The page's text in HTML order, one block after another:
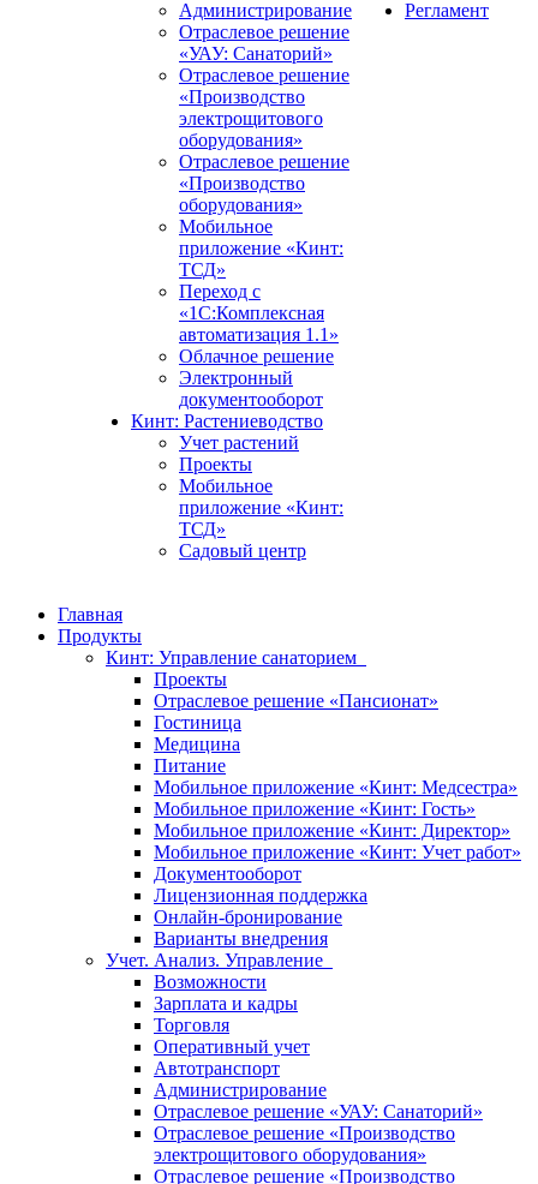
Администрирование
Отраслевое решение
«УАУ: Санаторий»
Отраслевое решение
«Производство
электрощитового
оборудования»
Отраслевое решение
«Производство
оборудования»
Мобильное
приложение «Кинт:
ТСД»
Переход с
«1С:Комплексная
автоматизация 1.1»
Облачное решение
Электронный
документооборот
Кинт: Растениеводство
Учет растений
Проекты
Мобильное
приложение «Кинт:
ТСД»
Садовый центр
Регламент
Главная
Продукты
Кинт: Управление санаторием
Проекты
Отраслевое решение «Пансионат»
Гостиница
Медицина
Питание
Мобильное приложение «Кинт: Медсестра»
Мобильное приложение «Кинт: Гость»
Мобильное приложение «Кинт: Директор»
Мобильное приложение «Кинт: Учет работ»
Документооборот
Лицензионная поддержка
Онлайн-бронирование
Варианты внедрения
Учет. Анализ. Управление
Возможности
Зарплата и кадры
Торговля
Оперативный учет
Автотранспорт
Администрирование
Отраслевое решение «УАУ: Санаторий»
Отраслевое решение «Производство
электрощитового оборудования»
Отраслевое решение «Производство